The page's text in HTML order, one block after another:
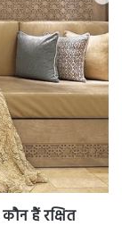
कौन हैं रक्षित